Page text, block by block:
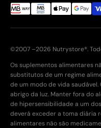
©2007 –2026 Nutrystore®.
Os suplementos alimentares
substitutos de um regime
de um modo de vida
abrigo da luz. Manter fora do
de hipersensibilidade a um
deverá exceder a toma diária
alimentares não são